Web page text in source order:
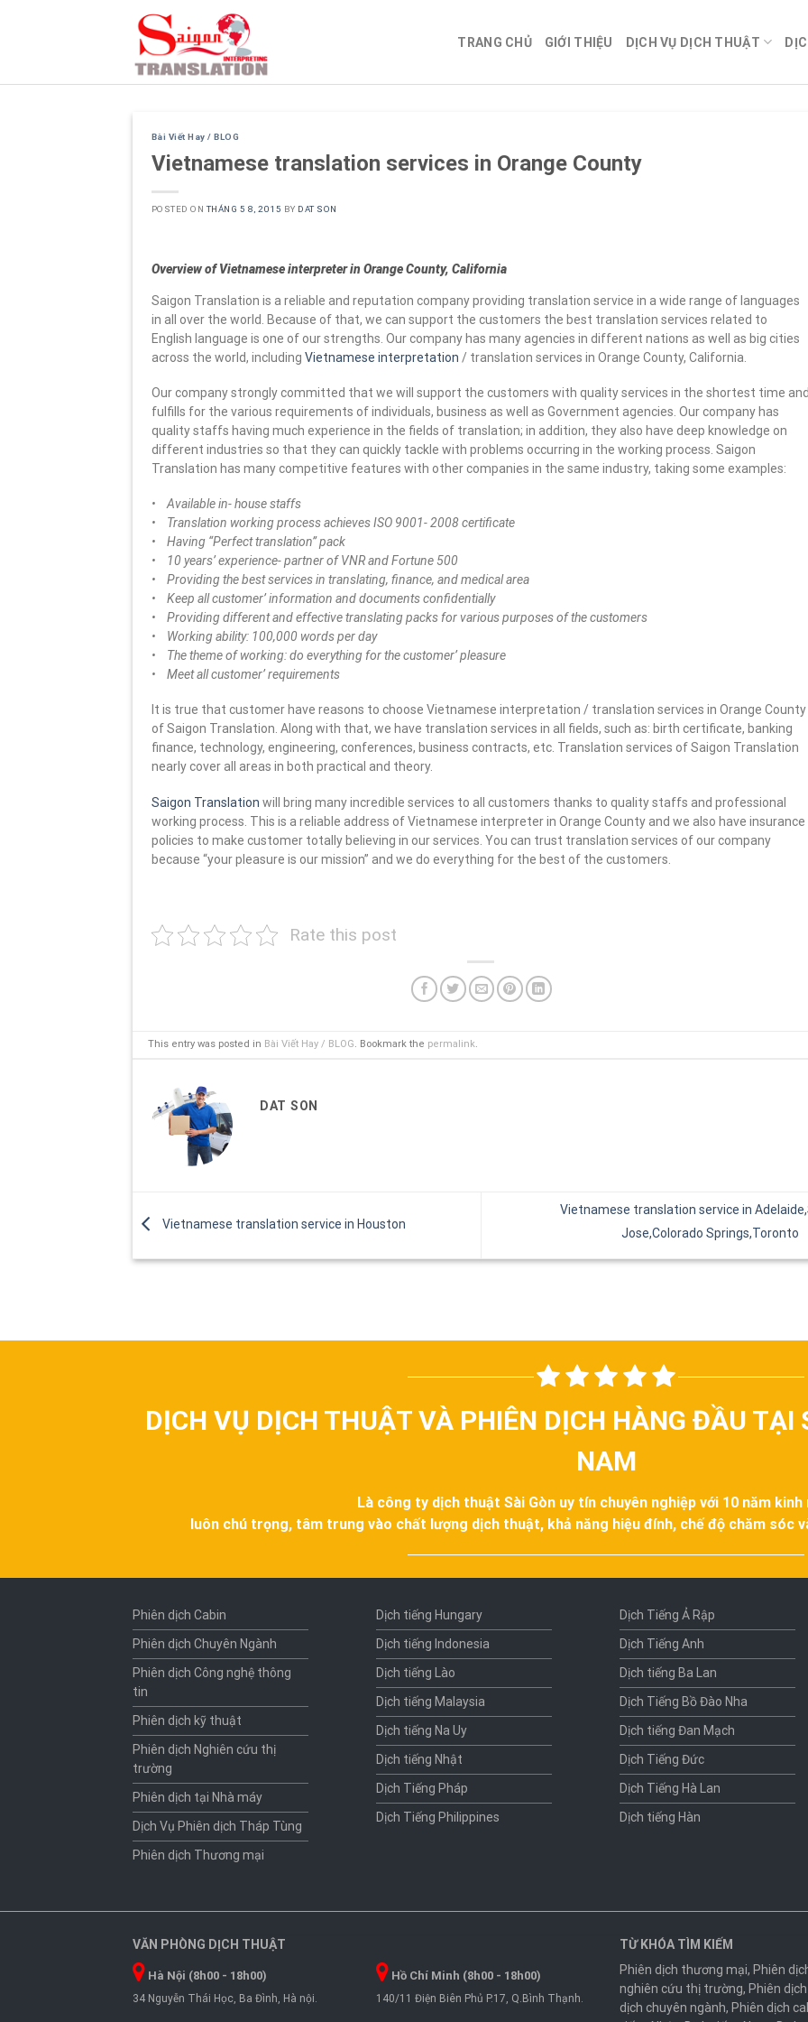
TRANG CHỦ GIỚI THIỆU DỊCH VỤ DỊCH THUẬT
Bài Viết Hay / BLOG
Vietnamese translation services in Orange County
POSTED ONTHÁNG 5 8, 2015 BY DAT SON
Overview of Vietnamese interpreter in Orange County, California
Saigon Translation is a reliable and reputation company providing translation service in a wide range of languages
in all over the world. Because of that, we can support the customers the best translation services related to
English language is one of our strengths. Our company has many agencies in different nations as well as big cities
across the world, including Vietnamese interpretation / translation services in Orange County, California.
Our company strongly committed that we will support the customers with quality services in the shortest time
fulfills for the various requirements of individuals, business as well as Government agencies. Our company has
quality staffs having much experience in the fields of translation; in addition, they also have deep knowledge on
different industries so that they can quickly tackle with problems occurring in the working process. Saigon
Translation has many competitive features with other companies in the same industry, taking some examples:
• Available in- house staffs
• Translation working process achieves ISO 9001- 2008 certificate
• Having “Perfect translation” pack
• 10 years’ experience- partner of VNR and Fortune 500
• Providing the best services in translating, finance, and medical area
• Keep all customer’ information and documents confidentially
• Providing different and effective translating packs for various purposes of the customers
• Working ability: 100,000 words per day
• The theme of working: do everything for the customer’ pleasure
• Meet all customer’ requirements
It is true that customer have reasons to choose Vietnamese interpretation / translation services in Orange County
of Saigon Translation. Along with that, we have translation services in all fields, such as: birth certificate, banking
finance, technology, engineering, conferences, business contracts, etc. Translation services of Saigon Translation
nearly cover all areas in both practical and theory.
Saigon Translation will bring many incredible services to all customers thanks to quality staffs and professional
working process. This is a reliable address of Vietnamese interpreter in Orange County and we also have insurance
policies to make customer totally believing in our services. You can trust translation services of our company
because “your pleasure is our mission” and we do everything for the best of the customers.
Rate this post
This entry was posted in Bài Viết Hay / BLOG. Bookmark the permalink.
DAT SON
Vietnamese translation service in Houston
Vietnamese translation service in
Jose,Colorado Springs,Toronto
DỊCH VỤ DỊCH THUẬT VÀ PHIÊN DỊCH HÀNG ĐẦU TẠI
NAM
Là công ty dịch thuật Sài Gòn uy tín chuyên nghiệp với 10 năm kinh
luôn chú trọng, tâm trung vào chất lượng dịch thuật, khả năng hiệu đính, chế độ chăm sóc
Phiên dịch Cabin
Phiên dịch Chuyên Ngành
Phiên dịch Công nghệ thông
tin
Phiên dịch kỹ thuật
Phiên dịch Nghiên cứu thị
trường
Phiên dịch tại Nhà máy
Dịch Vụ Phiên dịch Tháp Tùng
Phiên dịch Thương mại
Dịch tiếng Hungary
Dịch tiếng Indonesia
Dịch tiếng Lào
Dịch tiếng Malaysia
Dịch tiếng Na Uy
Dịch tiếng Nhật
Dịch Tiếng Pháp
Dịch Tiếng Philippines
Dịch Tiếng Ả Rập
Dịch Tiếng Anh
Dịch tiếng Ba Lan
Dịch Tiếng Bồ Đào Nha
Dịch tiếng Đan Mạch
Dịch Tiếng Đức
Dịch Tiếng Hà Lan
Dịch tiếng Hàn
VĂN PHÒNG DỊCH THUẬT
Hà Nội (8h00 - 18h00)
34 Nguyễn Thái Học, Ba Đình, Hà nội.
Hồ Chí Minh (8h00 - 18h00)
140/11 Điện Biên Phủ P.17, Q.Bình Thạnh.
TỪ KHÓA TÌM KIẾM
Phiên dịch thương mại, Phiên
nghiên cứu thị trường, Phiên
dịch chuyên ngành, Phiên dịch